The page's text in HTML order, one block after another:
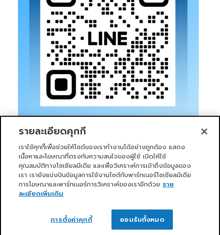
หน้าแรก บริการของเรา ข่าวสารและกิจกรรม PRIMO CLUB
เกี่ยวกับเรา นักลงทุนสัมพันธ์
Copyright 2026 ©
Primo Service Solution Company
Limited
รายละเอียดคุกกี้
เราใช้คุกกี้เพื่อช่วยให้ไซต์ของเราทำงานได้อย่างถูกต้อง แสดง
เนื้อหาและโฆษณาที่ตรงกับความสนใจของผู้ใช้ เปิดให้ใช้
คุณสมบัติทางโซเชียลมีเดีย และเพื่อวิเคราะห์การเข้าถึงข้อมูลของ
เรา เรายังแบ่งปันข้อมูลการใช้งานไซต์กับพาร์ทเนอร์โซเชียลมีเดีย
การโฆษณาและพาร์ทเนอร์การวิเคราะห์ของเราอีกด้วย ราย
ละเอียดเพิ่มเติม
การตั้งค่าคุกกี้ ยอมรับทั้งหมด
ติดต่อเรา